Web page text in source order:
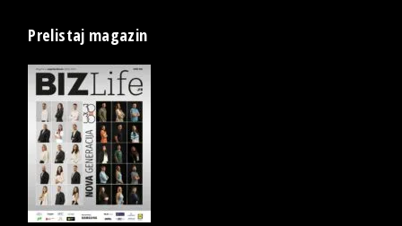
Prelistaj magazin